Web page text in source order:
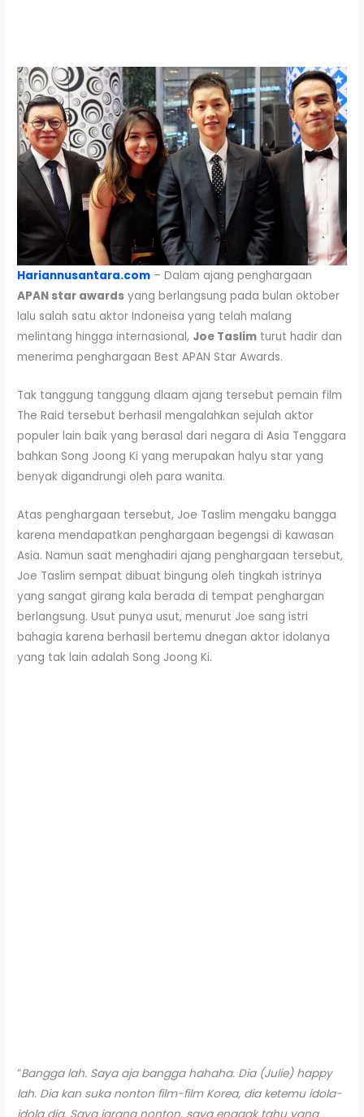
Hariannusantara.com – Dalam ajang penghargaan
APAN star awards yang berlangsung pada bulan oktober
lalu salah satu aktor Indoneisa yang telah malang
melintang hingga internasional, Joe Taslim turut hadir dan
menerima penghargaan Best APAN Star Awards.
Tak tanggung tanggung dlaam ajang tersebut pemain film
The Raid tersebut berhasil mengalahkan sejulah aktor
populer lain baik yang berasal dari negara di Asia Tenggara
bahkan Song Joong Ki yang merupakan halyu star yang
benyak digandrungi oleh para wanita.
Atas penghargaan tersebut, Joe Taslim mengaku bangga
karena mendapatkan penghargaan begengsi di kawasan
Asia. Namun saat menghadiri ajang penghargaan tersebut,
Joe Taslim sempat dibuat bingung oleh tingkah istrinya
yang sangat girang kala berada di tempat penghargan
berlangsung. Usut punya usut, menurut Joe sang istri
bahagia karena berhasil bertemu dnegan aktor idolanya
yang tak lain adalah Song Joong Ki.
“Bangga lah. Saya aja bangga hahaha. Dia (Julie) happy
lah. Dia kan suka nonton film-film Korea, dia ketemu idola-
idola dia. Saya jarang nonton, saya enggak tahu yang